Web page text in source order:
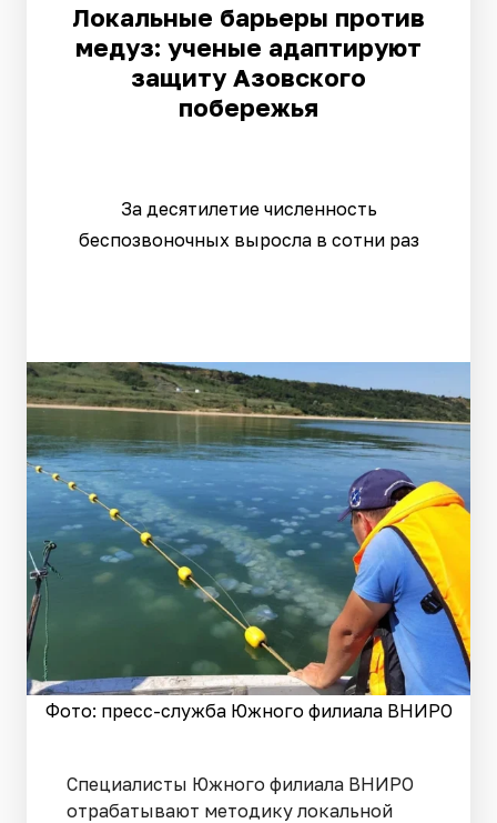
Локальные барьеры против
медуз: ученые адаптируют
защиту Азовского
побережья
За десятилетие численность
беспозвоночных выросла в сотни раз
Фото: пресс-служба Южного филиала ВНИРО
Специалисты Южного филиала ВНИРО
отрабатывают методику локальной